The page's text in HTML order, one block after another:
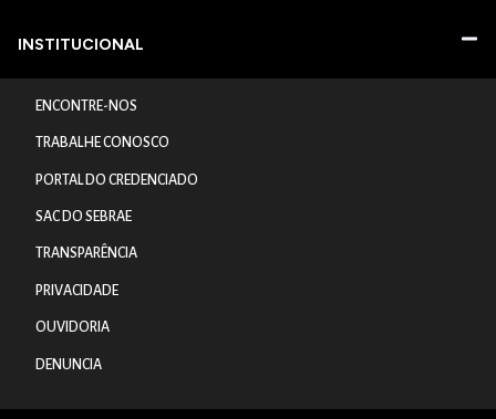
INSTITUCIONAL
ENCONTRE-NOS
TRABALHE CONOSCO
PORTAL DO CREDENCIADO
SAC DO SEBRAE
TRANSPARÊNCIA
PRIVACIDADE
OUVIDORIA
DENUNCIA